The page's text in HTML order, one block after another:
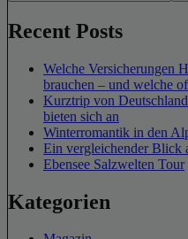
Recent Posts
Welche Versicherungen
brauchen – und welche
Kurztrip von
bieten sich an
Winterromantik in den
Ein vergleichender Blick
Ebensee Salzwelten Tour
Kategorien